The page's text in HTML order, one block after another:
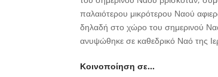
παλαιότερου μικρότερου Ναού
δηλαδή στο χώρο του σημερινού
ανυψώθηκε σε καθεδρικό Ναό της
Κοινοποίηση σε…